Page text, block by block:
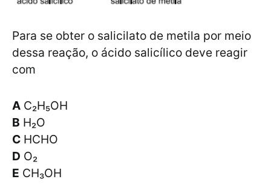
Para se obter o salicilato de metila por meio
dessa reação, o ácido salicílico deve reagir
com
A C₂H₅OH
B H₂O
C HCHO
D O₂
E CH₃OH